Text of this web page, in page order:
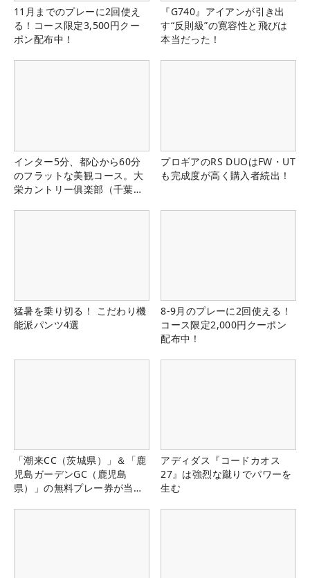
11月までのプレーに2回使え
る！コース限定3,500円クー
ポン配布中！
『G740』アイアンが引き出
す“反則級”の寛容性と飛びは
本当だった！
インター5分、都心から60分
のフラットな美観コース。大
栄カントリー俱楽部（千葉
プロギアのRS DUOはFW・UT
も完成度が高く購入者続出！
猛暑を乗り切る！ こだわり機
能派パンツ4選
8-9月のプレーに2回使える！
コース限定2,000円クーポン
配布中！
「潮来CC（茨城県）」＆「鹿
児島ガーデンGC（鹿児島
県）」の無料プレー券が当た
アディダス『コードカオス
27』は強烈な蹴りでパワーを
生む